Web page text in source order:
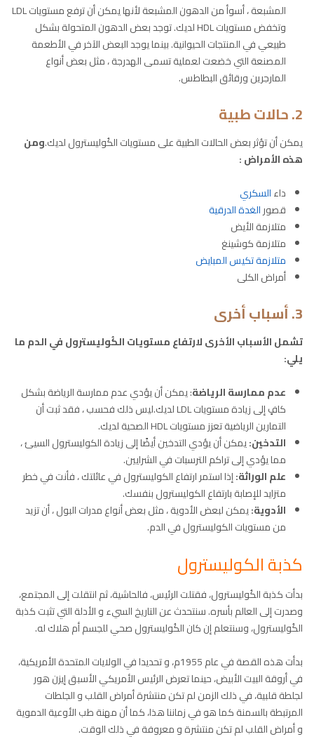
المشبعة ، أسوأ من الدهون المشبعة لأنها يمكن أن ترفع مستويات LDL
وتخفض مستويات HDL لديك. توجد بعض الدهون المتحولة بشكل
طبيعي في المنتجات الحيوانية. بينما يوجد البعض الآخر في الأطعمة
المصنعة التي خضعت لعملية تسمى الهدرجة ، مثل بعض أنواع
المارجرين ورقائق البطاطس.
2. حالات طبية
يمكن أن تؤثر بعض الحالات الطبية على مستويات الكُوليسترول لديك.ومن
هذه الأمراض:
داءالسكري
قصورالغدة الدرقية
متلازمة الأيض
متلازمة كوشينغ
متلازمة تكيس المبايض
أمراض الكلى
3. أسباب أخرى
تشمل الأسباب الأخرى لارتفاع مستويات الكُوليسترول في الدم ما
يلي:
عدم ممارسة الرياضة: يمكن أن يؤدي عدم ممارسة الرياضة بشكل
كافٍ إلى زيادة مستويات LDL لديك.ليس ذلك فحسب ، فقد ثبت أن
التمارين الرياضية تعزز مستويات HDL الصحية لديك.
التدخين:يمكن أن يؤدي التدخين أيضًا إلى زيادة الكوليسترول السيئ ،
مما يؤدي إلى تراكم الترسبات في الشرايين.
علم الوراثة:إذا استمر ارتفاع الكوليسترول في عائلتك ، فأنت في خطر
متزايد للإصابة بارتفاع الكوليسترول بنفسك.
الأدوية:يمكن لبعض الأدوية ، مثل بعض أنواع مدرات البول ، أن تزيد
من مستويات الكوليسترول في الدم.
كذبة الكوليسترول
بدأت كذبة الكُوليسترول، فقتلت الرئيس، فالحاشية، ثم انتقلت إلى المجتمع،
وصدرت إلى العالم بأسره. سنتحدث عن التاريخ السيء و الأدلة التي تثبت كذبة
الكُوليسترول، وسنتعلم إن كان الكُوليسترول صحي للجسم أم هلاك له.
بدأت هذه القصة في عام 1955م، و تحديدا في الولايات المتحدة الأمريكية،
في أروقة البيت الأبيض، حينما تعرض الرئيس الأمريكي الأسبق إيزن هور
لجلطة قلبية، في ذلك الزمن لم تكن منتشرة أمراض القلب و الجلطات
المرتبطة بالسمنة كما هو في زماننا هذا، كما أن مهنة طب الأوعية الدموية
و أمراض القلب لم تكن منتشرة و معروفة في ذلك الوقت.